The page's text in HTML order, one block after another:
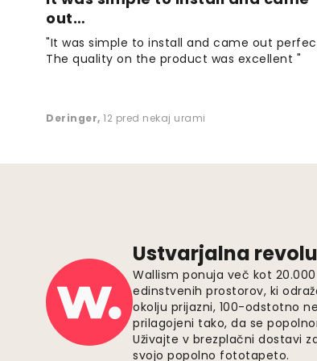
out…
"It was simple to install and came out
The quality on the product was excellent "
Deringer, 12 pred nekaj urami
Ustvarjalna
Wallism ponuja več kot
edinstvenih prostorov, ki
okolju prijazni, 100-odstotno
prilagojeni tako, da se
Uživajte v brezplačni dostavi
svojo popolno fototapeto.